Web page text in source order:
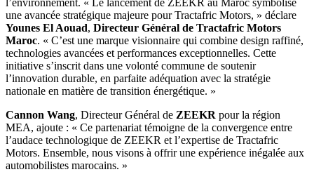
une avancée stratégique majeure pour Tractafric Motors, » déclare
Younes El Aouad, Directeur Général de Tractafric Motors
Maroc. « C’est une marque visionnaire qui combine design raffiné,
technologies avancées et performances exceptionnelles. Cette
initiative s’inscrit dans une volonté commune de soutenir
l’innovation durable, en parfaite adéquation avec la stratégie
nationale en matière de transition énergétique. »
Cannon Wang, Directeur Général de ZEEKR pour la région
MEA, ajoute : « Ce partenariat témoigne de la convergence entre
l’audace technologique de ZEEKR et l’expertise de Tractafric
Motors. Ensemble, nous visons à offrir une expérience inégalée aux
automobilistes marocains. »